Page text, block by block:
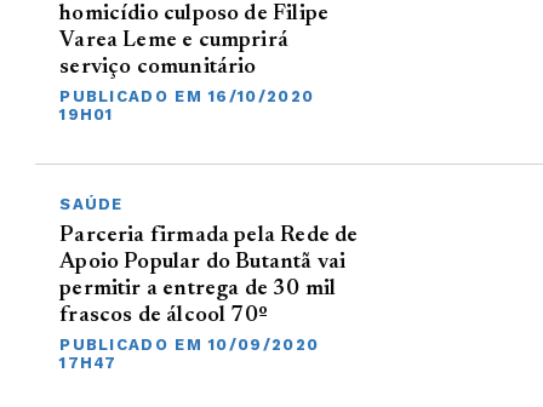
homicídio culposo de Filipe
Varea Leme e cumprirá
serviço comunitário
PUBLICADO EM 16/10/2020
19H01
SAÚDE
Parceria firmada pela Rede de
Apoio Popular do Butantã vai
permitir a entrega de 30 mil
frascos de álcool 70º
PUBLICADO EM 10/09/2020
17H47